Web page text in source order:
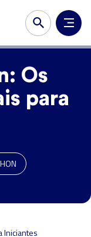
Os
para
Iniciantes